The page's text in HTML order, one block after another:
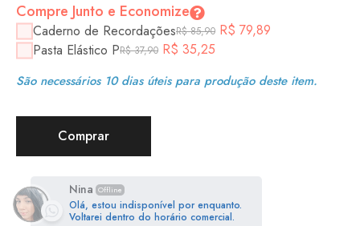
Compre Junto e Economize
Caderno de RecordaçõesR$85,90 R$ 79,89
Pasta Elástico PR$37,90 R$ 35,25
São necessários 10 dias úteis para produção deste item.
Comprar
Nina Offline
Olá, estou indisponível por enquanto.
Voltarei dentro do horário comercial.